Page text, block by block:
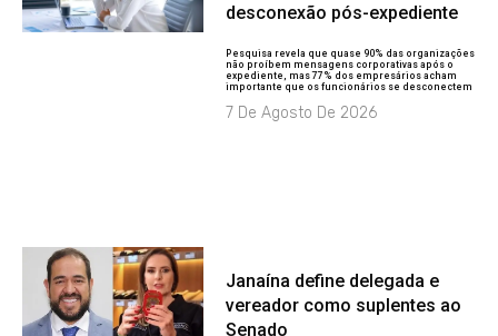
desconexão pós-expediente
Pesquisa revela que quase 90% das organizações
não proíbem mensagens corporativas após o
expediente, mas 77% dos empresários acham
importante que os funcionários se desconectem
7 De Agosto De 2026
Janaína define delegada e
vereador como suplentes ao
Senado